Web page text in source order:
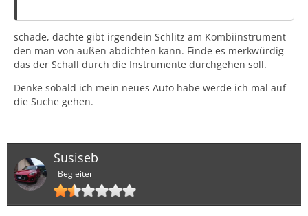
schade, dachte gibt irgendein Schlitz am Kombiinstrument
den man von außen abdichten kann. Finde es merkwürdig
das der Schall durch die Instrumente durchgehen soll.
Denke sobald ich mein neues Auto habe werde ich mal auf
die Suche gehen.
Susiseb
Begleiter